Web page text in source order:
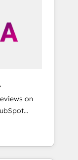
RevOps
and
6
dozens
one of
on
the team
five
of the